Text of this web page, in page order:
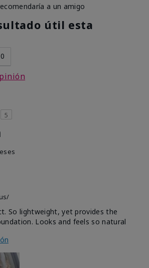
a un amigo
útil esta
0
5
So lightweight, yet provides the
Looks and feels so natural